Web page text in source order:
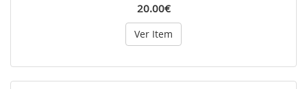
20.00€
Ver Item